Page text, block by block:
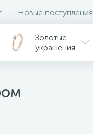
Новые поступления
Золотые
украшения